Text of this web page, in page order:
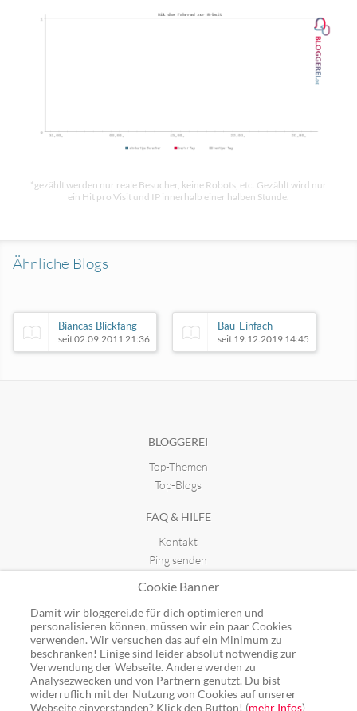
*gezählt werden nur reale Besucher, keine Robots, etc. Gezählt wird nur
ein Hit pro Visit und IP innerhalb einer halben Stunde.
Ähnliche Blogs
Biancas Blickfang
seit 02.09.2011 21:36
Bau-Einfach
seit 19.12.2019 14:45
BLOGGEREI
Top-Themen
Top-Blogs
FAQ & HILFE
Kontakt
Ping senden
GUTSCHEINE
Top-Gutscheine
Alle Shops
Cookie Banner
Damit wir bloggerei.de für dich optimieren und
personalisieren können, müssen wir ein paar Cookies
verwenden. Wir versuchen das auf ein Minimum zu
beschränken! Einige sind leider absolut notwendig zur
Verwendung der Webseite. Andere werden zu
Analysezwecken und von Partnern genutzt. Du bist
widerruflich mit der Nutzung von Cookies auf unserer
Webseite einverstanden? Klick den Button! (mehr Infos)